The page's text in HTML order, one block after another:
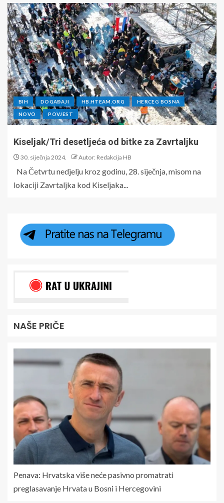
BIH DOGAĐAJI HB.HTEAM.ORG HERCEG BOSNA
NOVO POVJEST
Kiseljak/Tri desetljeća od bitke za Zavrtaljku
30. siječnja 2024. Autor: Redakcija HB
Na Četvrtu nedjelju kroz godinu, 28. siječnja, misom na
lokaciji Zavrtaljka kod Kiseljaka...
NAŠE PRIČE
Penava: Hrvatska više neće pasivno promatrati
preglasavanje Hrvata u Bosni i Hercegovini